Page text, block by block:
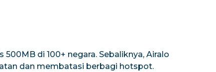
di 100+ negara. Sebaliknya, Airalo
dan membatasi berbagi hotspot.